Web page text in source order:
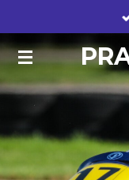
springen